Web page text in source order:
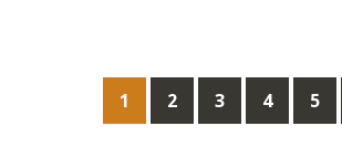
navigation
1 2 3 4 5